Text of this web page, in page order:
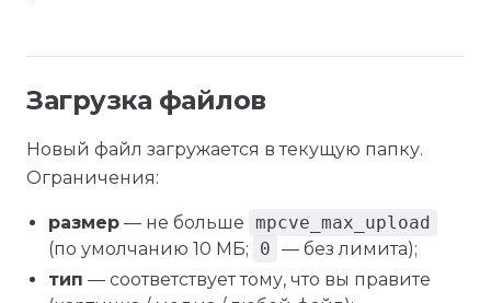
Загрузка файлов
Новый файл загружается в текущую папку.
Ограничения:
размер — не больше mpcve_max_upload
(по умолчанию 10 МБ;
0 — без лимита);
тип — соответствует тому, что вы правите